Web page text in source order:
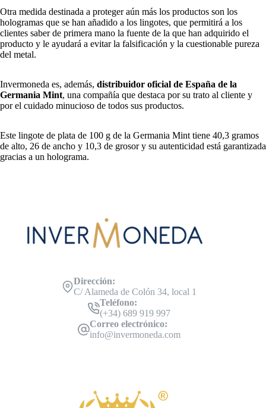
Otra medida destinada a proteger aún más los productos son los
hologramas que se han añadido a los lingotes, que permitirá a los
clientes saber de primera mano la fuente de la que han adquirido el
producto y le ayudará a evitar la falsificación y la cuestionable pureza
del metal.
Invermoneda es, además, distribuidor oficial de España de la
Germania Mint, una compañía que destaca por su trato al cliente y
por el cuidado minucioso de todos sus productos.
Este lingote de plata de 100 g de la Germania Mint tiene 40,3 gramos
de alto, 26 de ancho y 10,3 de grosor y su autenticidad está garantizada
gracias a un holograma.
Dirección:
C/ Alameda de Colón 34, local 1
Teléfono:
(+34) 689 919 997
Correo electrónico:
info@invermoneda.com